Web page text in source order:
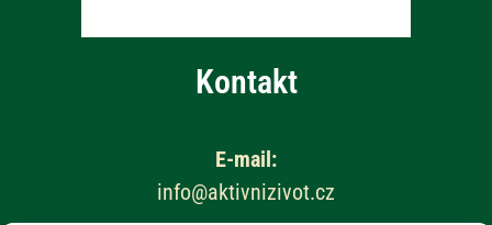
Kontakt
E-mail:
info@aktivnizivot.cz